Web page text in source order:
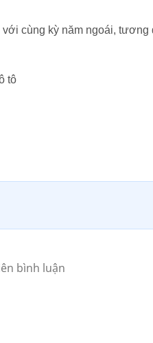
cùng kỳ năm ngoái,
tô